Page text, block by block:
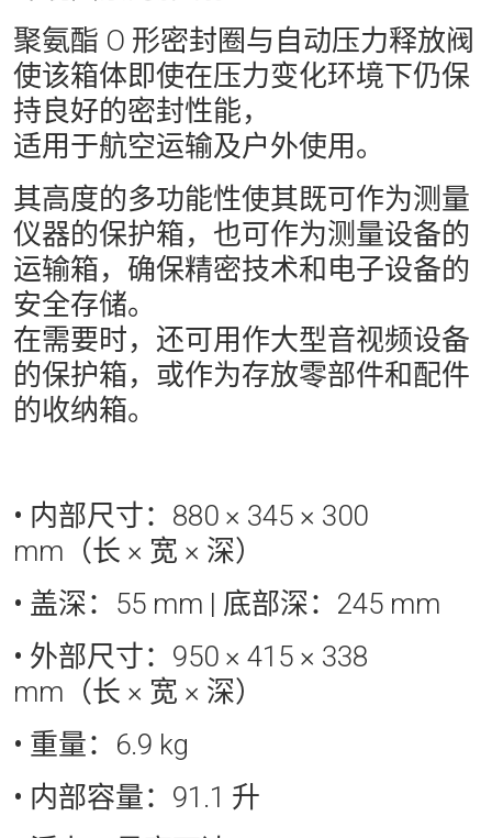
聚氨酯 O 形密封圈与自动压力释放阀
使该箱体即使在压力变化环境下仍保
持良好的密封性能，
适用于航空运输及户外使用。
其高度的多功能性使其既可作为测量
仪器的保护箱，也可作为测量设备的
运输箱，确保精密技术和电子设备的
安全存储。
在需要时，还可用作大型音视频设备
的保护箱，或作为存放零部件和配件
的收纳箱。
• 内部尺寸： 880 × 345 × 300
mm（长 × 宽 × 深）
• 盖深： 55 mm | 底部深：245 mm
• 外部尺寸： 950 × 415 × 338
mm（长 × 宽 × 深）
• 重量： 6.9 kg
• 内部容量：91.1 升